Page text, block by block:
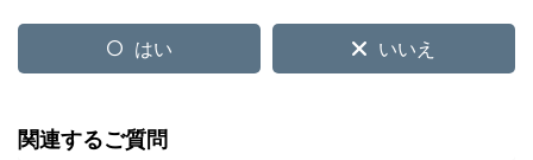
はい いいえ
関連するご質問